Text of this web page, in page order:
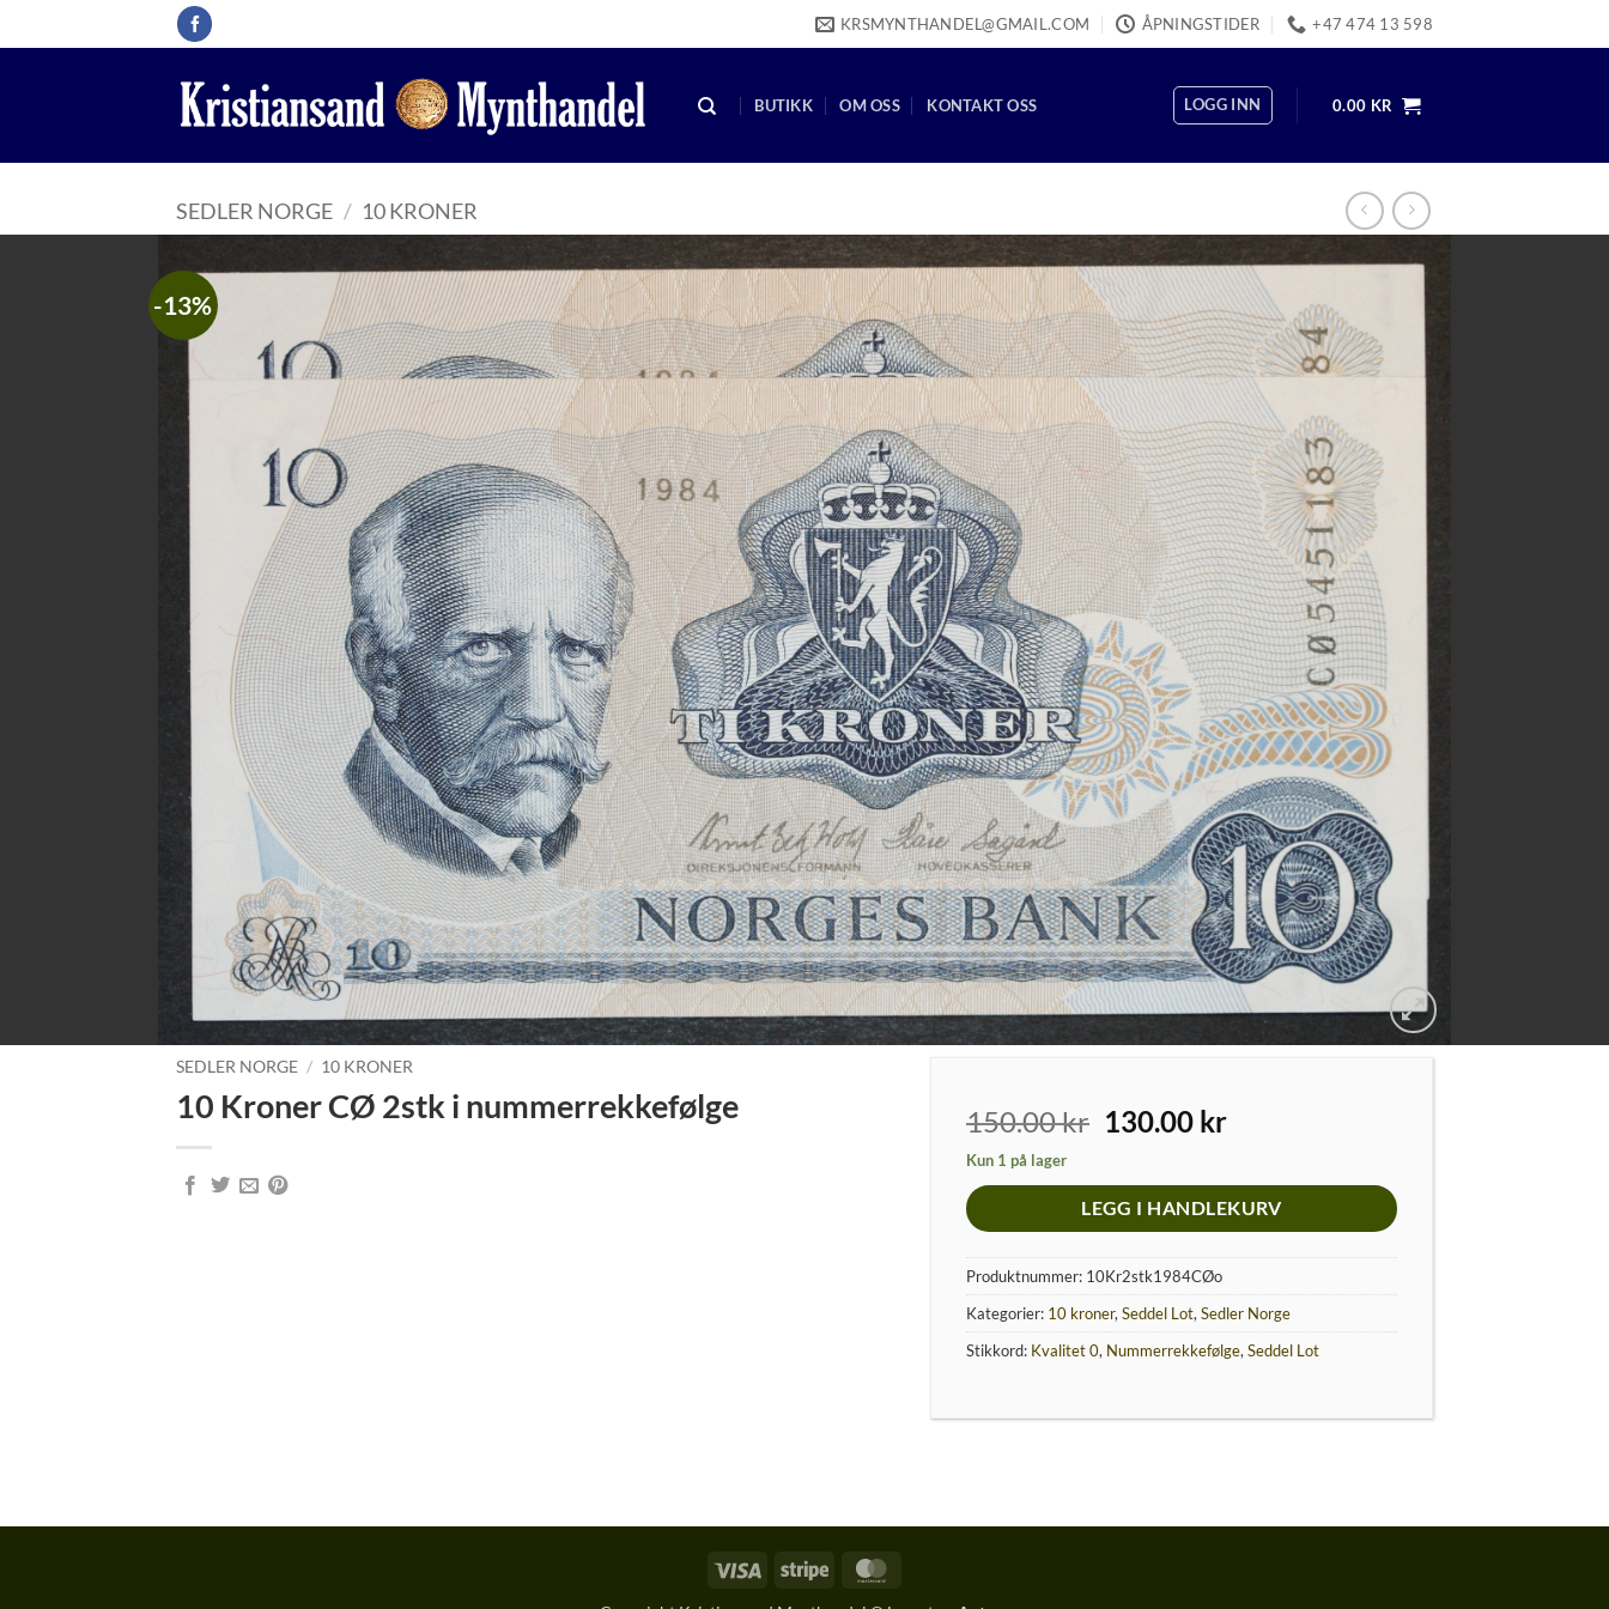
to
KRSMYNTHANDEL@GMAIL.COM ÅPNINGSTIDER +47 474 13 598
BUTIKK OM OSS KONTAKT OSS LOGG INN 0.00 KR
SEDLER NORGE / 10 KRONER
-13%
SEDLER NORGE / 10 KRONER
10 Kroner CØ 2stk i nummerrekkefølge 150.00kr Opprinnelig
var:
150.00 kr.
130.00 krNåværende
er:
130.00 kr.
Kun 1 på lager
LEGG I HANDLEKURV
Produktnummer: 10Kr2stk1984CØo
Kategorier: 10 kroner, Seddel Lot, Sedler Norge
Stikkord: Kvalitet 0, Nummerrekkefølge, Seddel Lot
Visa Stripe